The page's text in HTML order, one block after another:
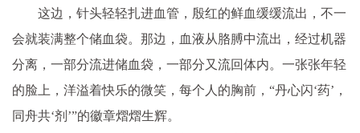
这边，针头轻轻扎进血管，殷红的鲜血缓缓流出，不一
会就装满整个储血袋。那边，血液从胳膊中流出，经过机器
分离，一部分流进储血袋，一部分又流回体内。一张张年轻
的脸上，洋溢着快乐的微笑，每个人的胸前，“丹心闪‘药’，
同舟共‘剂’”的徽章熠熠生辉。